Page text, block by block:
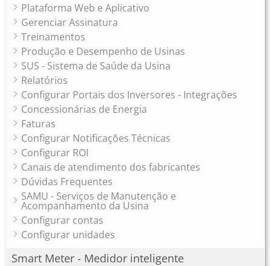
Plataforma Web e Aplicativo
Gerenciar Assinatura
Treinamentos
Produção e Desempenho de Usinas
SUS - Sistema de Saúde da Usina
Relatórios
Configurar Portais dos Inversores - Integrações
Concessionárias de Energia
Faturas
Configurar Notificações Técnicas
Configurar ROI
Canais de atendimento dos fabricantes
Dúvidas Frequentes
SAMU - Serviços de Manutenção e
Acompanhamento da Usina
Configurar contas
Configurar unidades
Smart Meter - Medidor inteligente